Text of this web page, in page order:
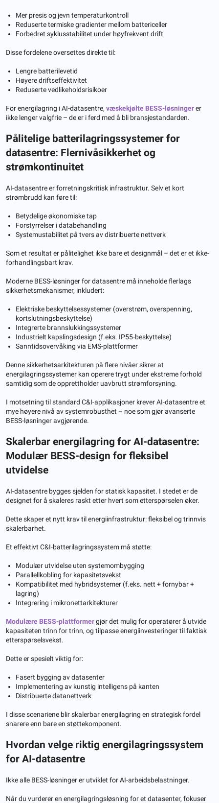
Mer presis og jevn temperaturkontroll
Reduserte termiske gradienter mellom battericeller
Forbedret syklusstabilitet under høyfrekvent drift
Disse fordelene oversettes direkte til:
Lengre batterilevetid
Høyere driftseffektivitet
Reduserte vedlikeholdsrisikoer
For energilagring i AI-datasentre, væskekjølte BESS-løsningerer
ikke lenger valgfrie – de er i ferd med å bli bransjestandarden.
Pålitelige batterilagringssystemer for
datasentre: Flernivåsikkerhet og
strømkontinuitet
AI-datasentre er forretningskritisk infrastruktur. Selv et kort
strømbrudd kan føre til:
Betydelige økonomiske tap
Forstyrrelser i databehandling
Systemustabilitet på tvers av distribuerte nettverk
Som et resultat er pålitelighet ikke bare et designmål – det er et ikke-
forhandlingsbart krav.
Moderne BESS-løsninger for datasentre må inneholde flerlags
sikkerhetsmekanismer, inkludert:
Elektriske beskyttelsessystemer (overstrøm, overspenning,
kortslutningsbeskyttelse)
Integrerte brannslukkingssystemer
Industrielt kapslingsdesign (f.eks. IP55-beskyttelse)
Sanntidsovervåking via EMS-plattformer
Denne sikkerhetsarkitekturen på flere nivåer sikrer at
energilagringssystemer kan operere trygt under ekstreme forhold
samtidig som de opprettholder uavbrutt strømforsyning.
I motsetning til standard C&I-applikasjoner krever AI-datasentre et
mye høyere nivå av systemrobusthet – noe som gjør avanserte
BESS-løsninger avgjørende.
Skalerbar energilagring for AI-datasentre:
Modulær BESS-design for fleksibel
utvidelse
AI-datasentre bygges sjelden for statisk kapasitet. I stedet er de
designet for å skaleres raskt etter hvert som etterspørselen øker.
Dette skaper et nytt krav til energiinfrastruktur: fleksibel og trinnvis
skalerbarhet.
Et effektivt C&I-batterilagringssystem må støtte:
Modulær utvidelse uten systemombygging
Parallellkobling for kapasitetsvekst
Kompatibilitet med hybridsystemer (f.eks. nett + fornybar +
lagring)
Integrering i mikronettarkitekturer
Modulære BESS-plattformergjør det mulig for operatører å utvide
kapasiteten trinn for trinn, og tilpasse energiinvesteringer til faktisk
etterspørselsvekst.
Dette er spesielt viktig for:
Fasert bygging av datasenter
Implementering av kunstig intelligens på kanten
Distribuerte datanettverk
I disse scenariene blir skalerbar energilagring en strategisk fordel
snarere enn bare en støttekomponent.
Hvordan velge riktig energilagringssystem
for AI-datasentre
Ikke alle BESS-løsninger er utviklet for AI-arbeidsbelastninger.
Når du vurderer en energilagringsløsning for et datasenter, fokuser